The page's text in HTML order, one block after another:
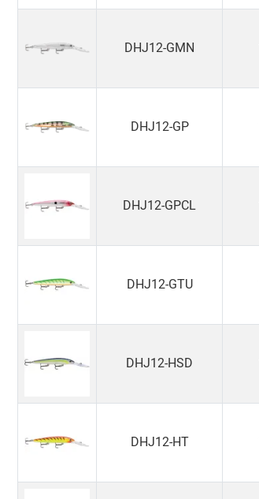
DHJ12-GMN
DHJ12-GP
DHJ12-GPCL
DHJ12-GTU
DHJ12-HSD
DHJ12-HT